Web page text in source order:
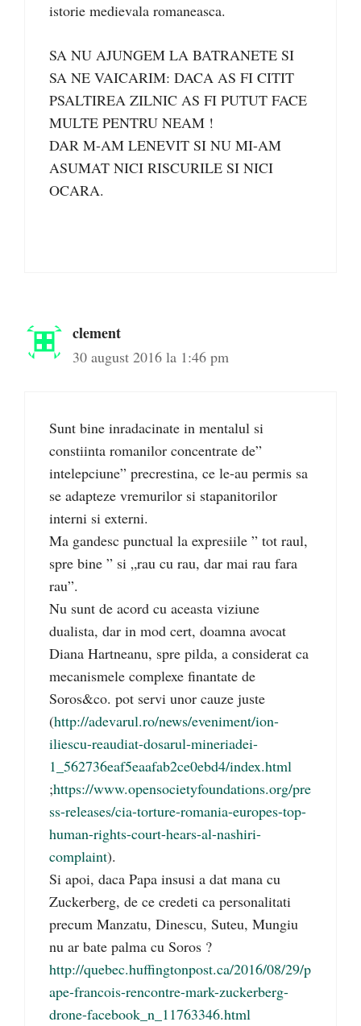
istorie medievala romaneasca.
SA NU AJUNGEM LA BATRANETE SI
SA NE VAICARIM: DACA AS FI CITIT
PSALTIREA ZILNIC AS FI PUTUT FACE
MULTE PENTRU NEAM !
DAR M-AM LENEVIT SI NU MI-AM
ASUMAT NICI RISCURILE SI NICI
OCARA.
clement
30 august 2016 la 1:46 pm
Sunt bine inradacinate in mentalul si
constiinta romanilor concentrate de”
intelepciune” precrestina, ce le-au permis sa
se adapteze vremurilor si stapanitorilor
interni si externi.
Ma gandesc punctual la expresiile ” tot raul,
spre bine ” si „rau cu rau, dar mai rau fara
rau”.
Nu sunt de acord cu aceasta viziune
dualista, dar in mod cert, doamna avocat
Diana Hartneanu, spre pilda, a considerat ca
mecanismele complexe finantate de
Soros&co. pot servi unor cauze juste
(http://adevarul.ro/news/eveniment/ion-
iliescu-reaudiat-dosarul-mineriadei-
1_562736eaf5eaafab2ce0ebd4/index.html
;https://www.opensocietyfoundations.org/pre
ss-releases/cia-torture-romania-europes-top-
human-rights-court-hears-al-nashiri-
complaint).
Si apoi, daca Papa insusi a dat mana cu
Zuckerberg, de ce credeti ca personalitati
precum Manzatu, Dinescu, Suteu, Mungiu
nu ar bate palma cu Soros ?
http://quebec.huffingtonpost.ca/2016/08/29/p
ape-francois-rencontre-mark-zuckerberg-
drone-facebook_n_11763346.html